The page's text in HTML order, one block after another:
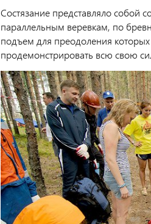
Состязание представляло собой
параллельным веревкам, по
подъем для преодоления
продемонстрировать всю свою